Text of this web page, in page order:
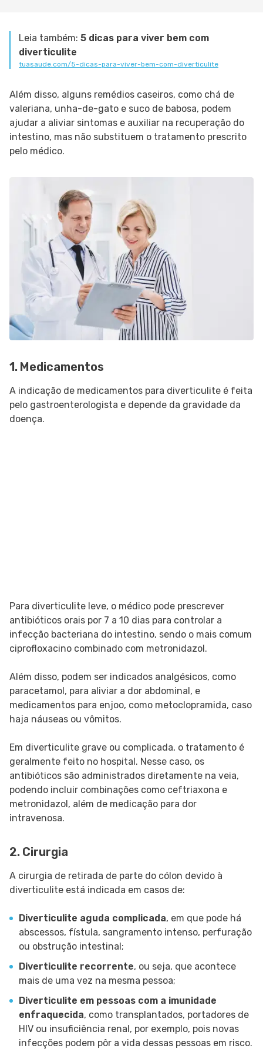
Leia também: 5 dicas para viver bem com
diverticulite
tuasaude.com/5-dicas-para-viver-bem-com-diverticulite
Além disso, alguns remédios caseiros, como chá de
valeriana, unha-de-gato e suco de babosa, podem
ajudar a aliviar sintomas e auxiliar na recuperação do
intestino, mas não substituem o tratamento prescrito
pelo médico.
1. Medicamentos
A indicação de medicamentos para diverticulite é feita
pelo gastroenterologista e depende da gravidade da
doença.
Para diverticulite leve, o médico pode prescrever
antibióticos orais por 7 a 10 dias para controlar a
infecção bacteriana do intestino, sendo o mais comum
ciprofloxacino combinado com metronidazol.
Além disso, podem ser indicados analgésicos, como
paracetamol, para aliviar a dor abdominal, e
medicamentos para enjoo, como metoclopramida, caso
haja náuseas ou vômitos.
Em diverticulite grave ou complicada, o tratamento é
geralmente feito no hospital. Nesse caso, os
antibióticos são administrados diretamente na veia,
podendo incluir combinações como ceftriaxona e
metronidazol, além de medicação para dor
intravenosa.
2. Cirurgia
A cirurgia de retirada de parte do cólon devido à
diverticulite está indicada em casos de:
Diverticulite aguda complicada, em que pode há
abscessos, fístula, sangramento intenso, perfuração
ou obstrução intestinal;
Diverticulite recorrente, ou seja, que acontece
mais de uma vez na mesma pessoa;
Diverticulite em pessoas com a imunidade
enfraquecida, como transplantados, portadores de
HIV ou insuficiência renal, por exemplo, pois novas
infecções podem pôr a vida dessas pessoas em risco.